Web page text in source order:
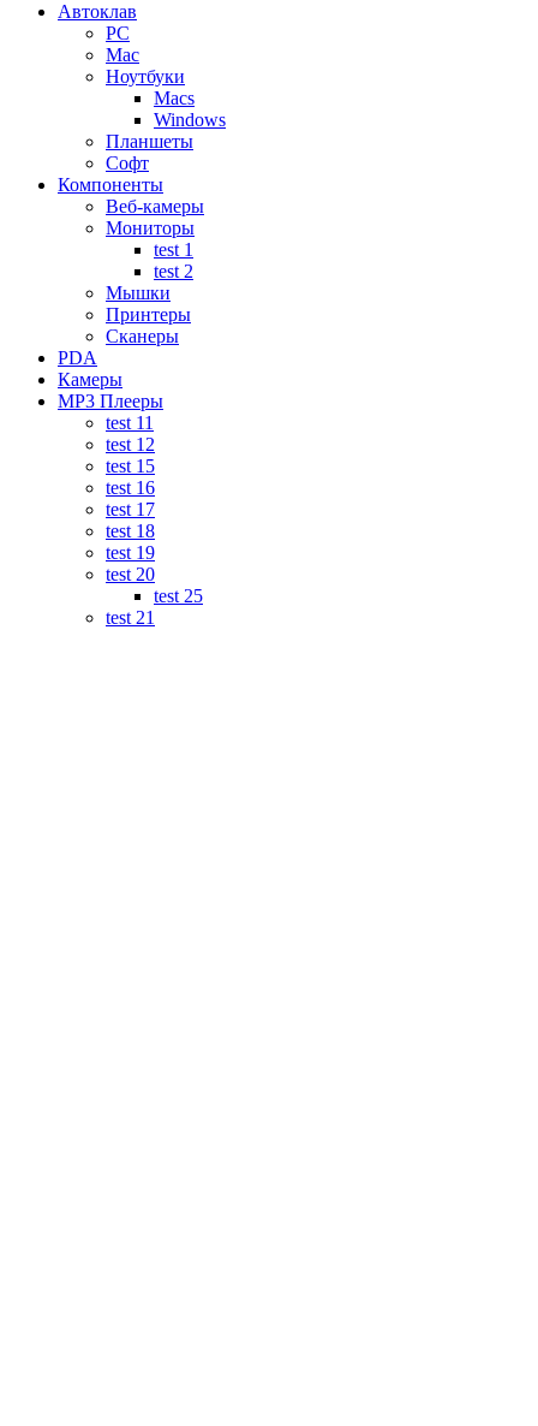
Автоклав
PC
Mac
Ноутбуки
Macs
Windows
Планшеты
Софт
Компоненты
Веб-камеры
Мониторы
test 1
test 2
Мышки
Принтеры
Сканеры
PDA
Камеры
MP3 Плееры
test 11
test 12
test 15
test 16
test 17
test 18
test 19
test 20
test 25
test 21